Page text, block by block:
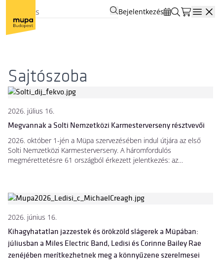
Bejelentkezés
Sajtószoba
2026. július 16.
Megvannak a Solti Nemzetközi Karmesterverseny résztvevői
2026. október 1-jén a Müpa szervezésében indul útjára az első
Solti Nemzetközi Karmesterverseny. A háromfordulós
megmérettetésre 61 országból érkezett jelentkezés: az
2026. június 16.
Kihagyhatatlan jazzestek és örökzöld slágerek a Müpában:
júliusban a Miles Electric Band, Ledisi és Corinne Bailey Rae
zenéjében merítkezhetnek meg a könnyűzene szerelmesei